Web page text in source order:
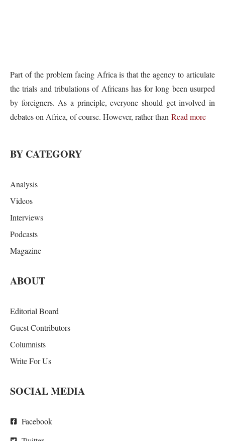
Part of the problem facing Africa is that the agency to articulate
the trials and tribulations of Africans has for long been usurped
by foreigners. As a principle, everyone should get involved in
debates on Africa, of course. However, rather than Read more
BY CATEGORY
Analysis
Videos
Interviews
Podcasts
Magazine
ABOUT
Editorial Board
Guest Contributors
Columnists
Write For Us
SOCIAL MEDIA
Facebook